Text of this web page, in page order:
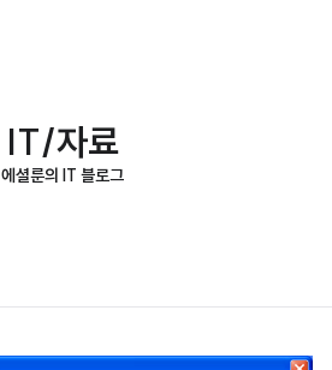
IT/자료
에셜룬의 IT 블로그